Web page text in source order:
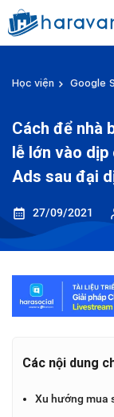
Học viện Google
Cách để nhà
lễ lớn vào dịp
Ads sau đại
27/09/2021
Các nội dung
Xu hướng mua